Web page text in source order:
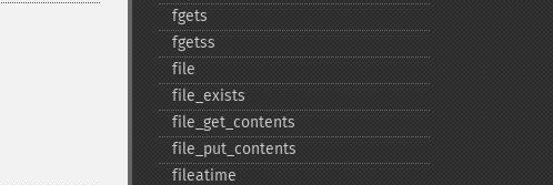
fgets
fgetss
file
file_​exists
file_​get_​contents
file_​put_​contents
fileatime